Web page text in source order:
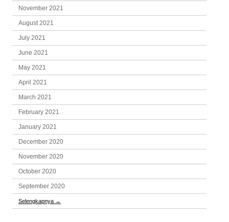
November 2021
August 2021
July 2021
June 2021
May 2021
April 2021
March 2021
February 2021
January 2021
December 2020
November 2020
October 2020
September 2020
Selengkapnya →